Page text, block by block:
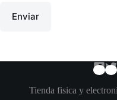
Enviar
Tienda fisica y